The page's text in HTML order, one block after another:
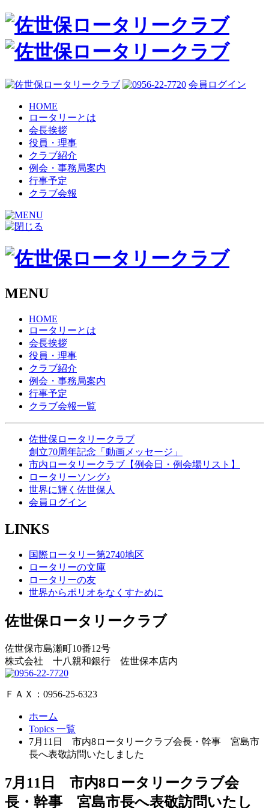
会員ログイン
HOME
ロータリーとは
会長挨拶
役員・理事
クラブ紹介
例会・事務局案内
行事予定
クラブ会報
MENU
HOME
ロータリーとは
会長挨拶
役員・理事
クラブ紹介
例会・事務局案内
行事予定
クラブ会報一覧
佐世保ロータリークラブ
創立70周年記念「動画メッセージ」
市内ロータリークラブ【例会日・例会場リスト】
ロータリーソング♪
世界に輝く佐世保人
会員ログイン
LINKS
国際ロータリー第2740地区
ロータリーの文庫
ロータリーの友
世界からポリオをなくすために
佐世保ロータリークラブ
佐世保市島瀬町10番12号
株式会社 十八親和銀行 佐世保本店内
ＦＡＸ：0956-25-6323
ホーム
Topics 一覧
7月11日 市内8ロータリークラブ会長・幹事 宮島市
長へ表敬訪問いたしました
7月11日 市内8ロータリークラブ会
長・幹事 宮島市長へ表敬訪問いたし